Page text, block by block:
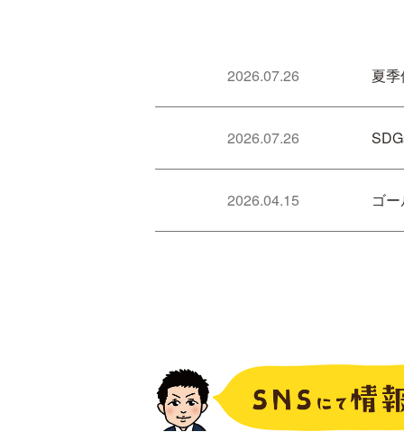
2026.07.26 夏
2026.07.26
2026.04.15 ゴ